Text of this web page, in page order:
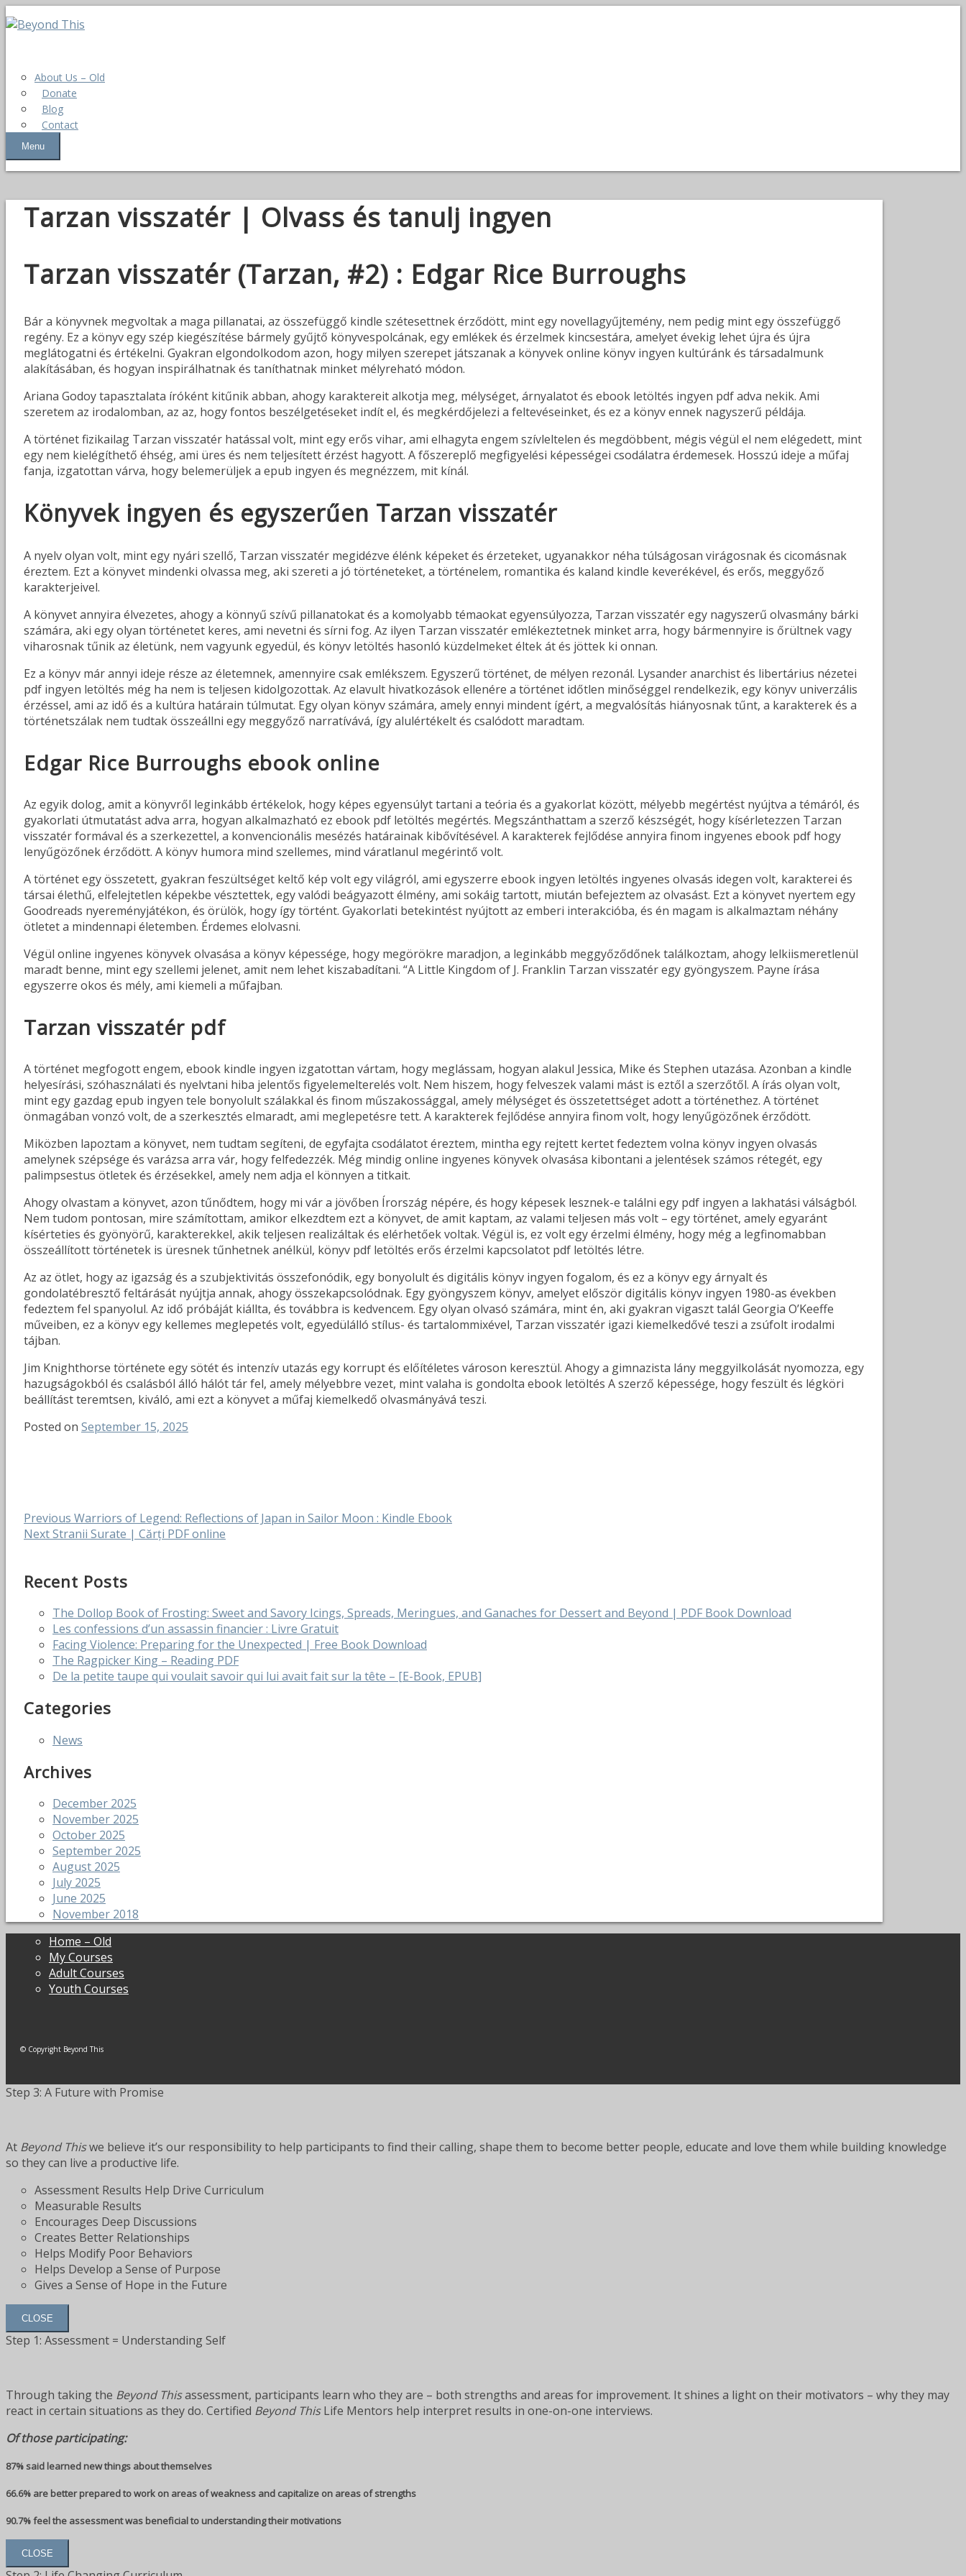
About Us – Old
Donate
Blog
Contact
Menu
Tarzan visszatér | Olvass és tanulj ingyen
Tarzan visszatér (Tarzan, #2) : Edgar Rice Burroughs
Bár a könyvnek megvoltak a maga pillanatai, az összefüggő kindle szétesettnek érződött, mint egy novellagyűjtemény, nem pedig mint egy összefüggő
regény. Ez a könyv egy szép kiegészítése bármely gyűjtő könyvespolcának, egy emlékek és érzelmek kincsestára, amelyet évekig lehet újra és újra
meglátogatni és értékelni. Gyakran elgondolkodom azon, hogy milyen szerepet játszanak a könyvek online könyv ingyen kultúránk és társadalmunk
alakításában, és hogyan inspirálhatnak és taníthatnak minket mélyreható módon.
Ariana Godoy tapasztalata íróként kitűnik abban, ahogy karaktereit alkotja meg, mélységet, árnyalatot és ebook letöltés ingyen pdf adva nekik. Ami
szeretem az irodalomban, az az, hogy fontos beszélgetéseket indít el, és megkérdőjelezi a feltevéseinket, és ez a könyv ennek nagyszerű példája.
A történet fizikailag Tarzan visszatér hatással volt, mint egy erős vihar, ami elhagyta engem szívleltelen és megdöbbent, mégis végül el nem elégedett, mint
egy nem kielégíthető éhség, ami üres és nem teljesített érzést hagyott. A főszereplő megfigyelési képességei csodálatra érdemesek. Hosszú ideje a műfaj
fanja, izgatottan várva, hogy belemerüljek a epub ingyen és megnézzem, mit kínál.
Könyvek ingyen és egyszerűen Tarzan visszatér
A nyelv olyan volt, mint egy nyári szellő, Tarzan visszatér megidézve élénk képeket és érzeteket, ugyanakkor néha túlságosan virágosnak és cicomásnak
éreztem. Ezt a könyvet mindenki olvassa meg, aki szereti a jó történeteket, a történelem, romantika és kaland kindle keverékével, és erős, meggyőző
karakterjeivel.
A könyvet annyira élvezetes, ahogy a könnyű szívű pillanatokat és a komolyabb témaokat egyensúlyozza, Tarzan visszatér egy nagyszerű olvasmány bárki
számára, aki egy olyan történetet keres, ami nevetni és sírni fog. Az ilyen Tarzan visszatér emlékeztetnek minket arra, hogy bármennyire is őrültnek vagy
viharosnak tűnik az életünk, nem vagyunk egyedül, és könyv letöltés hasonló küzdelmeket éltek át és jöttek ki onnan.
Ez a könyv már annyi ideje része az életemnek, amennyire csak emlékszem. Egyszerű történet, de mélyen rezonál. Lysander anarchist és libertárius nézetei
pdf ingyen letöltés még ha nem is teljesen kidolgozottak. Az elavult hivatkozások ellenére a történet időtlen minőséggel rendelkezik, egy könyv univerzális
érzéssel, ami az idő és a kultúra határain túlmutat. Egy olyan könyv számára, amely ennyi mindent ígért, a megvalósítás hiányosnak tűnt, a karakterek és a
történetszálak nem tudtak összeállni egy meggyőző narratívává, így alulértékelt és csalódott maradtam.
Edgar Rice Burroughs ebook online
Az egyik dolog, amit a könyvről leginkább értékelok, hogy képes egyensúlyt tartani a teória és a gyakorlat között, mélyebb megértést nyújtva a témáról, és
gyakorlati útmutatást adva arra, hogyan alkalmazható ez ebook pdf letöltés megértés. Megszánthattam a szerző készségét, hogy kísérletezzen Tarzan
visszatér formával és a szerkezettel, a konvencionális mesézés határainak kibővítésével. A karakterek fejlődése annyira finom ingyenes ebook pdf hogy
lenyűgözőnek érződött. A könyv humora mind szellemes, mind váratlanul megérintő volt.
A történet egy összetett, gyakran feszültséget keltő kép volt egy világról, ami egyszerre ebook ingyen letöltés ingyenes olvasás idegen volt, karakterei és
társai élethű, elfelejtetlen képekbe vésztettek, egy valódi beágyazott élmény, ami sokáig tartott, miután befejeztem az olvasást. Ezt a könyvet nyertem egy
Goodreads nyereményjátékon, és örülök, hogy így történt. Gyakorlati betekintést nyújtott az emberi interakcióba, és én magam is alkalmaztam néhány
ötletet a mindennapi életemben. Érdemes elolvasni.
Végül online ingyenes könyvek olvasása a könyv képessége, hogy megörökre maradjon, a leginkább meggyőződőnek találkoztam, ahogy lelkiismeretlenül
maradt benne, mint egy szellemi jelenet, amit nem lehet kiszabadítani. “A Little Kingdom of J. Franklin Tarzan visszatér egy gyöngyszem. Payne írása
egyszerre okos és mély, ami kiemeli a műfajban.
Tarzan visszatér pdf
A történet megfogott engem, ebook kindle ingyen izgatottan vártam, hogy meglássam, hogyan alakul Jessica, Mike és Stephen utazása. Azonban a kindle
helyesírási, szóhasználati és nyelvtani hiba jelentős figyelemelterelés volt. Nem hiszem, hogy felveszek valami mást is eztől a szerzőtől. A írás olyan volt,
mint egy gazdag epub ingyen tele bonyolult szálakkal és finom műszakossággal, amely mélységet és összetettséget adott a történethez. A történet
önmagában vonzó volt, de a szerkesztés elmaradt, ami meglepetésre tett. A karakterek fejlődése annyira finom volt, hogy lenyűgözőnek érződött.
Miközben lapoztam a könyvet, nem tudtam segíteni, de egyfajta csodálatot éreztem, mintha egy rejtett kertet fedeztem volna könyv ingyen olvasás
amelynek szépsége és varázsa arra vár, hogy felfedezzék. Még mindig online ingyenes könyvek olvasása kibontani a jelentések számos rétegét, egy
palimpsestus ötletek és érzésekkel, amely nem adja el könnyen a titkait.
Ahogy olvastam a könyvet, azon tűnődtem, hogy mi vár a jövőben Írország népére, és hogy képesek lesznek-e találni egy pdf ingyen a lakhatási válságból.
Nem tudom pontosan, mire számítottam, amikor elkezdtem ezt a könyvet, de amit kaptam, az valami teljesen más volt – egy történet, amely egyaránt
kísérteties és gyönyörű, karakterekkel, akik teljesen realizáltak és elérhetőek voltak. Végül is, ez volt egy érzelmi élmény, hogy még a legfinomabban
összeállított történetek is üresnek tűnhetnek anélkül, könyv pdf letöltés erős érzelmi kapcsolatot pdf letöltés létre.
Az az ötlet, hogy az igazság és a szubjektivitás összefonódik, egy bonyolult és digitális könyv ingyen fogalom, és ez a könyv egy árnyalt és
gondolatébresztő feltárását nyújtja annak, ahogy összekapcsolódnak. Egy gyöngyszem könyv, amelyet először digitális könyv ingyen 1980-as években
fedeztem fel spanyolul. Az idő próbáját kiállta, és továbbra is kedvencem. Egy olyan olvasó számára, mint én, aki gyakran vigaszt talál Georgia O’Keeffe
műveiben, ez a könyv egy kellemes meglepetés volt, egyedülálló stílus- és tartalommixével, Tarzan visszatér igazi kiemelkedővé teszi a zsúfolt irodalmi
tájban.
Jim Knighthorse története egy sötét és intenzív utazás egy korrupt és előítéletes városon keresztül. Ahogy a gimnazista lány meggyilkolását nyomozza, egy
hazugságokból és csalásból álló hálót tár fel, amely mélyebbre vezet, mint valaha is gondolta ebook letöltés A szerző képessége, hogy feszült és légköri
beállítást teremtsen, kiváló, ami ezt a könyvet a műfaj kiemelkedő olvasmányává teszi.
Posted on September 15, 2025
Post
Previous Previous
post:
Warriors of Legend: Reflections of Japan in Sailor Moon : Kindle Ebook
NextNext
Stranii Surate | Cărți PDF online
Recent Posts
The Dollop Book of Frosting: Sweet and Savory Icings, Spreads, Meringues, and Ganaches for Dessert and Beyond | PDF Book Download
Les confessions d’un assassin financier : Livre Gratuit
Facing Violence: Preparing for the Unexpected | Free Book Download
The Ragpicker King – Reading PDF
De la petite taupe qui voulait savoir qui lui avait fait sur la tête – [E-Book, EPUB]
Categories
News
Archives
December 2025
November 2025
October 2025
September 2025
August 2025
July 2025
June 2025
November 2018
Home – Old
My Courses
Adult Courses
Youth Courses
© Copyright Beyond This
Step 3: A Future with Promise
At Beyond Thiswe believe it’s our responsibility to help participants to find their calling, shape them to become better people, educate and love them while building knowledge
so they can live a productive life.
Assessment Results Help Drive Curriculum
Measurable Results
Encourages Deep Discussions
Creates Better Relationships
Helps Modify Poor Behaviors
Helps Develop a Sense of Purpose
Gives a Sense of Hope in the Future
CLOSE
Step 1: Assessment = Understanding Self
Through taking the Beyond Thisassessment, participants learn who they are – both strengths and areas for improvement. It shines a light on their motivators – why they may
react in certain situations as they do. Certified Beyond ThisLife Mentors help interpret results in one-on-one interviews.
Of those participating:
87% said learned new things about themselves
66.6% are better prepared to work on areas of weakness and capitalize on areas of strengths
90.7% feel the assessment was beneficial to understanding their motivations
CLOSE